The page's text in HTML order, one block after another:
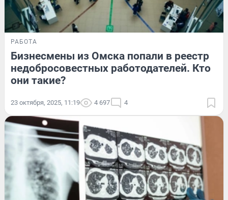
РАБОТА
Бизнесмены из Омска попали в реестр
недобросовестных работодателей. Кто
они такие?
23 октября, 2025, 11:19 4 697 4